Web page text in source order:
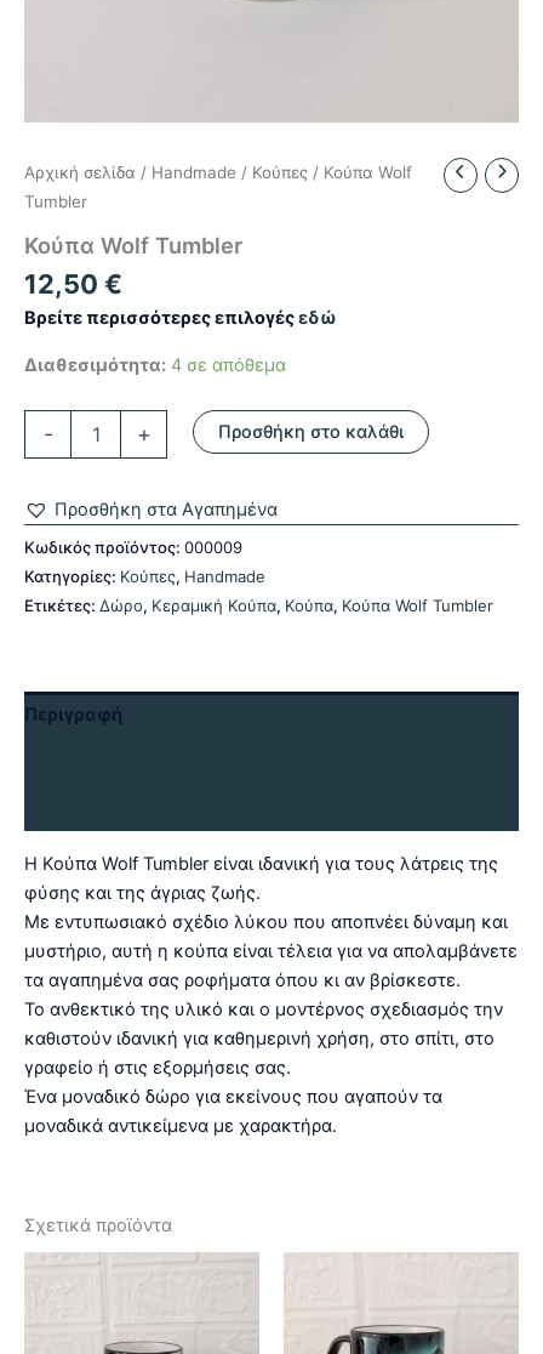
Αρχική σελίδα / Handmade / Κούπες / Κούπα Wolf
Tumbler
Κούπα Wolf Tumbler
12,50 €
Βρείτε περισσότερες επιλογέςεδώ
Διαθεσιμότητα: 4 σε απόθεμα
- + Προσθήκη στο καλάθι
Προσθήκη στα Αγαπημένα
Κωδικός προϊόντος: 000009
Κατηγορίες: Κούπες, Handmade
Ετικέτες: Δώρο, Κεραμική Κούπα, Κούπα, Κούπα Wolf Tumbler
Περιγραφή
Η Κούπα Wolf Tumbler είναι ιδανική για τους λάτρεις της
φύσης και της άγριας ζωής.
Με εντυπωσιακό σχέδιο λύκου που αποπνέει δύναμη και
μυστήριο, αυτή η κούπα είναι τέλεια για να απολαμβάνετε
τα αγαπημένα σας ροφήματα όπου κι αν βρίσκεστε.
Το ανθεκτικό της υλικό και ο μοντέρνος σχεδιασμός την
καθιστούν ιδανική για καθημερινή χρήση, στο σπίτι, στο
γραφείο ή στις εξορμήσεις σας.
Ένα μοναδικό δώρο για εκείνους που αγαπούν τα
μοναδικά αντικείμενα με χαρακτήρα.
Σχετικά προϊόντα